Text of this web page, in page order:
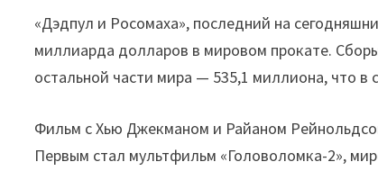
«Дэдпул и Росомаха», последний на
миллиарда долларов в мировом прокате.
остальной части мира — 535,1 миллиона, что
Фильм с Хью Джекманом и Райаном
Первым стал мультфильм «Головоломка-2»,